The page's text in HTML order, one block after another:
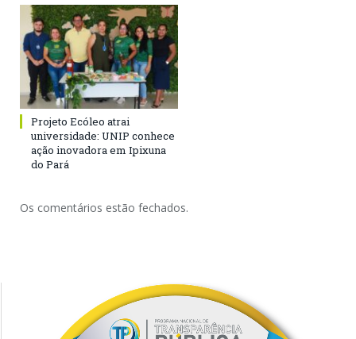
Projeto Ecóleo atrai
universidade: UNIP conhece
ação inovadora em Ipixuna
do Pará
Os comentários estão fechados.